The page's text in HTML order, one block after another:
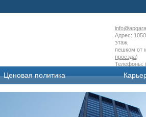
Адрес:
этаж,
пешком от
проезда)
Телефоны:
Ценовая политика